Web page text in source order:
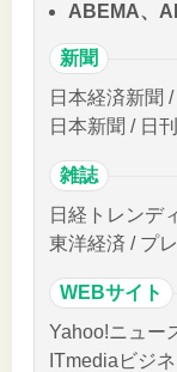
ABEMA、
新聞
日本経済新聞
日本新聞 / 日
雑誌
日経トレンデ
東洋経済 / プ
WEBサイト
Yahoo!ニュー
ITmediaビジ